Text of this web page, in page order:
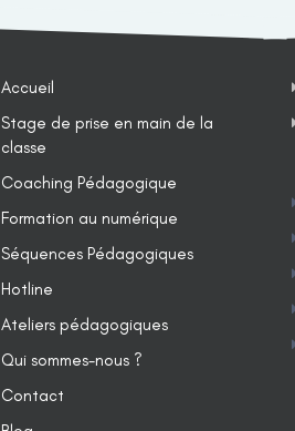
Accueil
Stage de prise en main de la
classe
Coaching Pédagogique
Formation au numérique
Séquences Pédagogiques
Hotline
Ateliers pédagogiques
Qui sommes-nous ?
Contact